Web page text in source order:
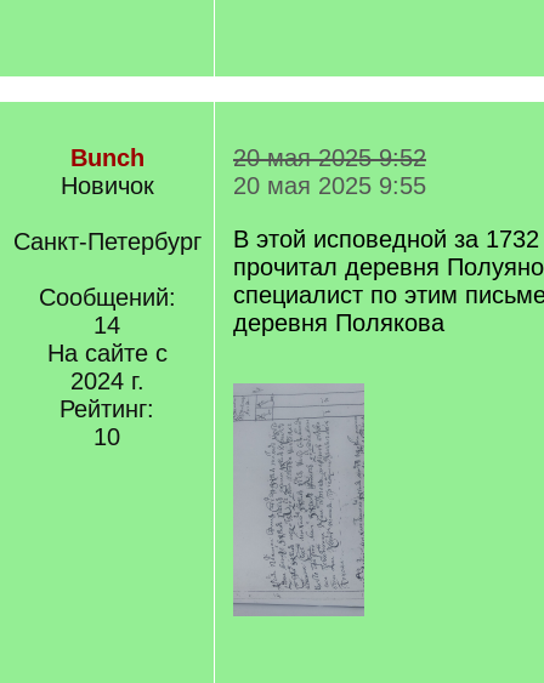
Bunch
Новичок
Санкт-Петербург
Сообщений:
14
На сайте с
2024 г.
Рейтинг:
10
20 мая 2025 9:52
20 мая 2025 9:55
В этой исповедной за
прочитал деревня
специалист по этим
деревня Полякова